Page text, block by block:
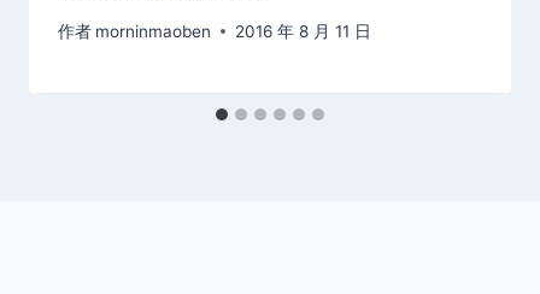
作者 morninmaoben 2016 年 8 月 11 日